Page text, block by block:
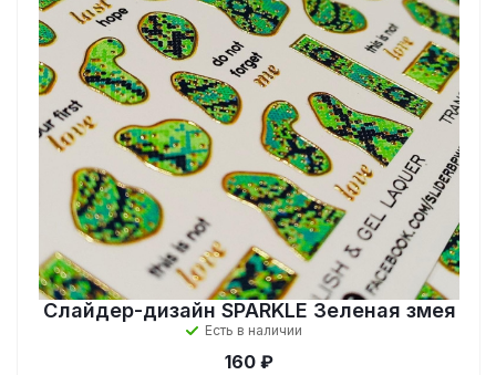
Слайдер-дизайн SPARKLE Зеленая змея
Есть в наличии
160 ₽